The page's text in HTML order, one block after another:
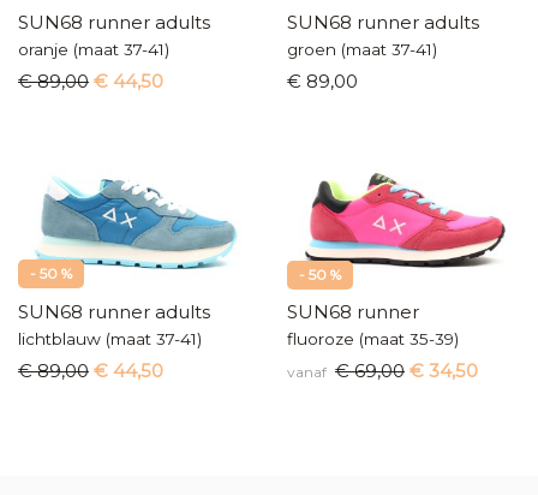
SUN68 runner adults
oranje (maat 37-41)
€ 89,00 € 44,50
SUN68 runner adults
groen (maat 37-41)
€ 89,00
- 50 %
SUN68 runner adults
lichtblauw (maat 37-41)
€ 89,00 € 44,50
- 50 %
SUN68 runner
fluoroze (maat 35-39)
vanaf € 69,00 € 34,50